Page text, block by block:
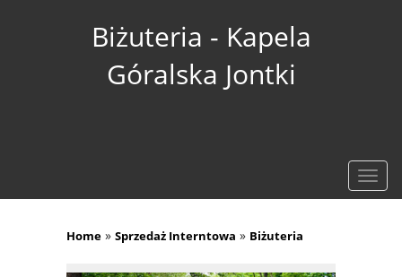
Biżuteria - Kapela
Góralska Jontki
Home » Sprzedaż Interntowa » Biżuteria